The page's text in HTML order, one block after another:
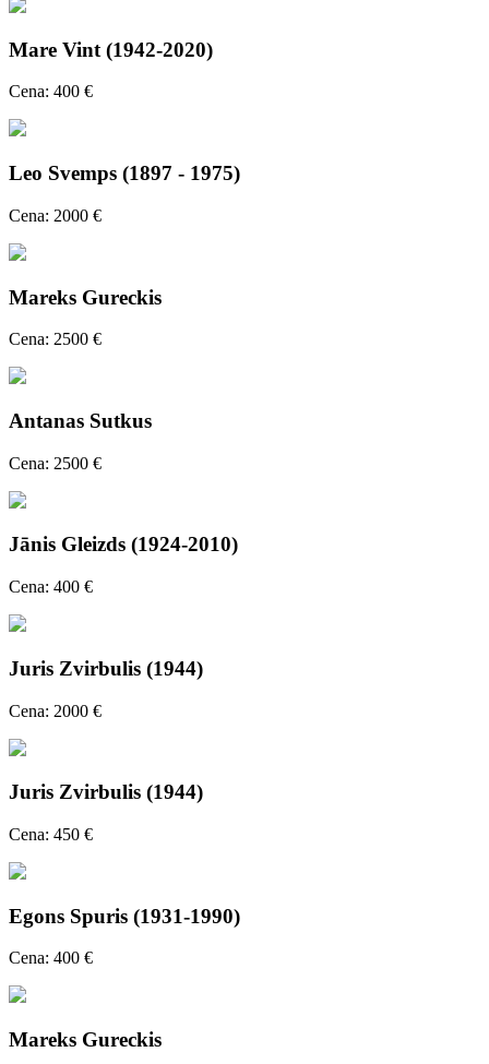
Mare Vint (1942-2020)
Cena: 400 €
Leo Svemps (1897 - 1975)
Cena: 2000 €
Mareks Gureckis
Cena: 2500 €
Antanas Sutkus
Cena: 2500 €
Jānis Gleizds (1924-2010)
Cena: 400 €
Juris Zvirbulis (1944)
Cena: 2000 €
Juris Zvirbulis (1944)
Cena: 450 €
Egons Spuris (1931-1990)
Cena: 400 €
Mareks Gureckis